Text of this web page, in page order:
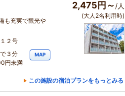
も充実で観光や
２号
で３分
円未満
MAP
2,475円～ /人
(大人2名利用時)
この施設の宿泊プランをもっとみる